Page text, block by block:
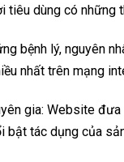
tiêu dùng có
bệnh lý, nguyên
nhất trên mạng
gia: Website
bật tác dụng của